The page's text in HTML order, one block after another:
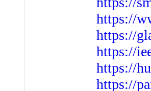
https://
https://
https://
https://
https://